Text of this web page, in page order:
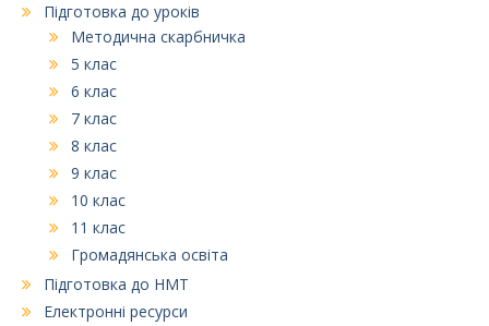
Підготовка до уроків
Методична скарбничка
5 клас
6 клас
7 клас
8 клас
9 клас
10 клас
11 клас
Громадянська освіта
Підготовка до НМТ
Електронні ресурси